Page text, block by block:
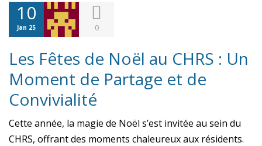
10
Jan 25 0
Les Fêtes de Noël au CHRS : Un
Moment de Partage et de
Convivialité
Cette année, la magie de Noël s’est invitée au sein du
CHRS, offrant des moments chaleureux aux résidents.